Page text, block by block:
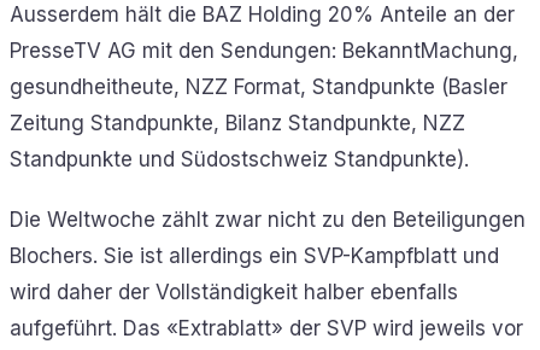
Ausserdem hält die BAZ Holding 20% Anteile an der
PresseTV AG mit den Sendungen: BekanntMachung,
gesundheitheute, NZZ Format, Standpunkte (Basler
Zeitung Standpunkte, Bilanz Standpunkte, NZZ
Standpunkte und Südostschweiz Standpunkte).
Die Weltwoche zählt zwar nicht zu den Beteiligungen
Blochers. Sie ist allerdings ein SVP-Kampfblatt und
wird daher der Vollständigkeit halber ebenfalls
aufgeführt. Das «Extrablatt» der SVP wird jeweils vor